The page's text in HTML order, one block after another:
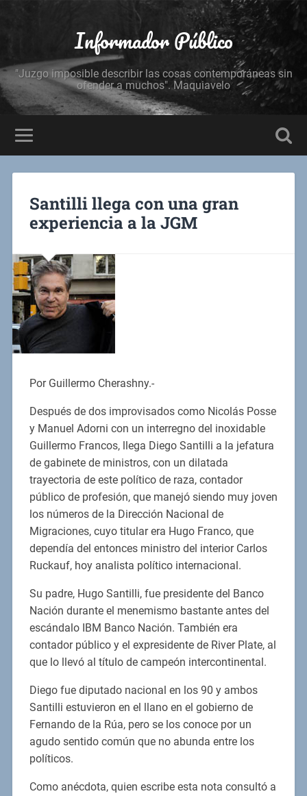
Informador Público
"Juzgo imposible describir las cosas contemporáneas sin
ofender a muchos". Maquiavelo
Santilli llega con una gran
experiencia a la JGM
Por Guillermo Cherashny.-
Después de dos improvisados como Nicolás Posse
y Manuel Adorni con un interregno del inoxidable
Guillermo Francos, llega Diego Santilli a la jefatura
de gabinete de ministros, con un dilatada
trayectoria de este político de raza, contador
público de profesión, que manejó siendo muy joven
los números de la Dirección Nacional de
Migraciones, cuyo titular era Hugo Franco, que
dependía del entonces ministro del interior Carlos
Ruckauf, hoy analista político internacional.
Su padre, Hugo Santilli, fue presidente del Banco
Nación durante el menemismo bastante antes del
escándalo IBM Banco Nación. También era
contador público y el expresidente de River Plate, al
que lo llevó al título de campeón intercontinental.
Diego fue diputado nacional en los 90 y ambos
Santilli estuvieron en el llano en el gobierno de
Fernando de la Rúa, pero se los conoce por un
agudo sentido común que no abunda entre los
políticos.
Como anécdota, quien escribe esta nota consultó a